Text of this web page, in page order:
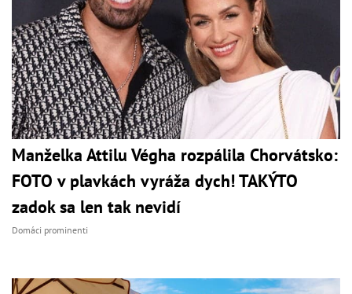
Manželka Attilu Végha rozpálila Chorvátsko:
FOTO v plavkách vyráža dych! TAKÝTO
zadok sa len tak nevidí
Domáci prominenti